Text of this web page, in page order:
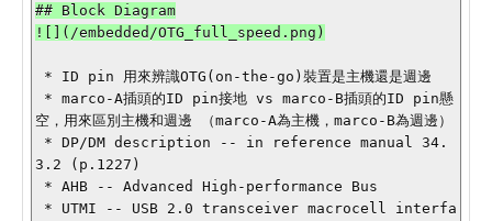
## Block Diagram
空，用來區別主機和週邊 （marco-A為主機，marco-B為週邊）
3.2 (p.1227)